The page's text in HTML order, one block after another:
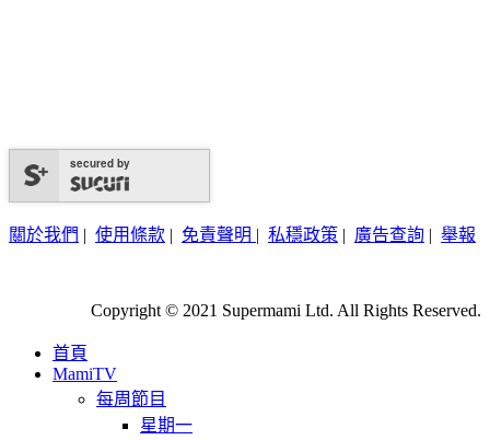
secured by
關於我們 | 使用條款 | 免責聲明 | 私穩政策 | 廣告查詢 | 舉報
Copyright © 2021 Supermami Ltd. All Rights Reserved.
首頁
MamiTV
每周節目
星期一